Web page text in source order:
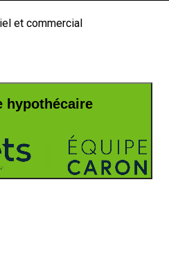
et commercial
hypothécaire